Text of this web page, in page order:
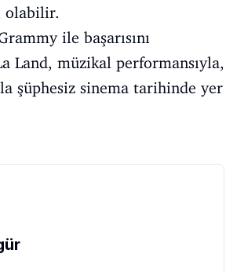
olabilir.
ile başarısını
Land, müzikal performansıyla,
şüphesiz sinema tarihinde yer